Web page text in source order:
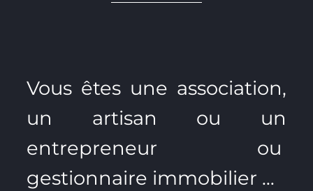
Vous êtes une association,
un artisan ou un
entrepreneur ou
gestionnaire immobilier …